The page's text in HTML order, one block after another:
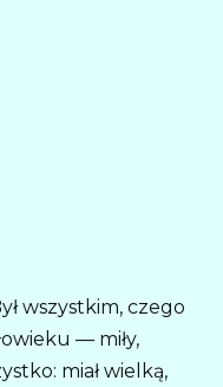
wszystkim, czego
— miły,
miał wielką,